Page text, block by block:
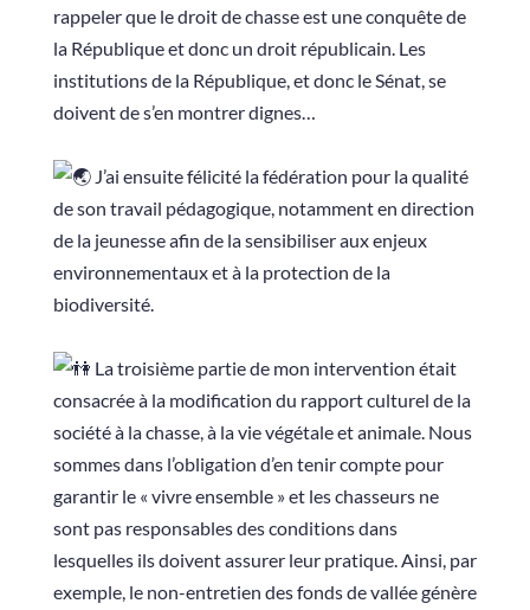
rappeler que le droit de chasse est une conquête de
la République et donc un droit républicain. Les
institutions de la République, et donc le Sénat, se
doivent de s’en montrer dignes…
J’ai ensuite félicité la fédération pour la qualité
de son travail pédagogique, notamment en direction
de la jeunesse afin de la sensibiliser aux enjeux
environnementaux et à la protection de la
biodiversité.
La troisième partie de mon intervention était
consacrée à la modification du rapport culturel de la
société à la chasse, à la vie végétale et animale. Nous
sommes dans l’obligation d’en tenir compte pour
garantir le « vivre ensemble » et les chasseurs ne
sont pas responsables des conditions dans
lesquelles ils doivent assurer leur pratique. Ainsi, par
exemple, le non-entretien des fonds de vallée génère